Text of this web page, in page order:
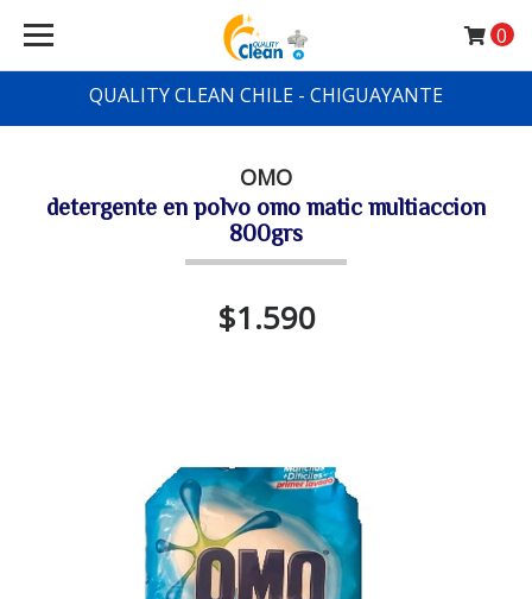
QUALITY CLEAN CHILE - CHIGUAYANTE
0
OMO
detergente en polvo omo matic multiaccion
800grs
$1.590